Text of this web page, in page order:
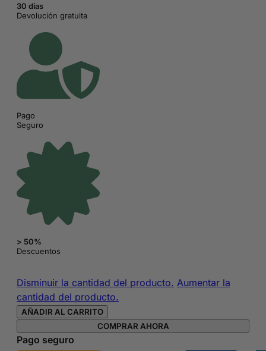
30 días
Devolución gratuita
Pago
Seguro
> 50%
Descuentos
Disminuir la cantidad del producto. Champú
Aumentar la
cantidad del producto.
AÑADIR AL CARRITO
COMPRAR AHORA
Pago seguro